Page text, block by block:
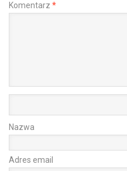
Komentarz *
Nazwa
Adres email